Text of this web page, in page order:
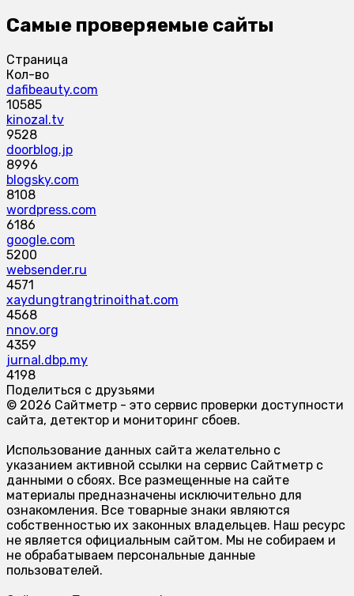
Самые проверяемые сайты
Страница
Кол-во
dafibeauty.com
10585
kinozal.tv
9528
doorblog.jp
8996
blogsky.com
8108
wordpress.com
6186
google.com
5200
websender.ru
4571
xaydungtrangtrinoithat.com
4568
nnov.org
4359
jurnal.dbp.my
4198
Поделиться с друзьями
© 2026 Сайтметр - это сервис проверки доступности
сайта, детектор и мониторинг сбоев.
Использование данных сайта желательно с
указанием активной ссылки на сервис Сайтметр с
данными о сбоях. Все размещенные на сайте
материалы предназначены исключительно для
ознакомления. Все товарные знаки являются
собственностью их законных владельцев. Наш ресурс
не является официальным сайтом. Мы не собираем и
не обрабатываем персональные данные
пользователей.